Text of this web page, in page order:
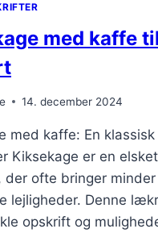
med kaffe
14. december 2024
med kaffe: En
Kiksekage er en
der ofte bringer
lejligheder. Denne
opskrift og